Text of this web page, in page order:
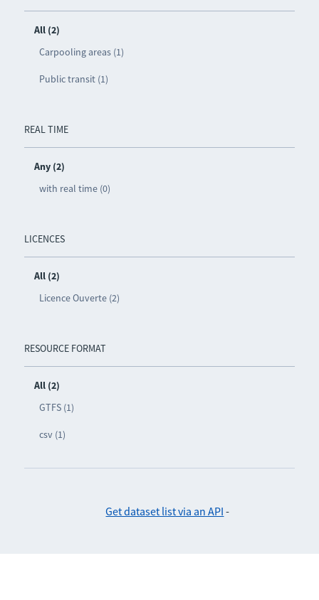
All (2)
Carpooling areas (1)
Public transit (1)
REAL TIME
Any (2)
with real time (0)
LICENCES
All (2)
Licence Ouverte (2)
RESOURCE FORMAT
All (2)
GTFS (1)
csv (1)
Get dataset list via an API -